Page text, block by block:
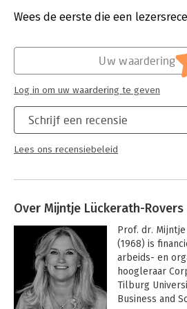
(internationale) ontwikkelingen.
- Economische én maatschappelijke
- Psychologische aspecten in
- Sociale prijs van een kritische houding
- Non-verbale intelligentie
- Zorgvuldige integriteitsonderzoeken
- Intensiteit van discussie in de
- Het optimale aantal bestuurders
- Corporate opportunity
- Soevereiniteit en autonomie binnen
Verschijningsdatum:
19-11-2025
Algemene
Wees de eerste die een
Schrijf een recensie
Lees ons recensiebeleid
Uw waardering
Log in om uw waardering te geven
Over Mijntje Lückerath-Rovers
Prof. dr.
(1968) is
arbeids- en
hoogleraar
Tilburg
Business and